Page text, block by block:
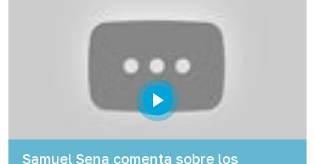
Samuel Sena comenta sobre los